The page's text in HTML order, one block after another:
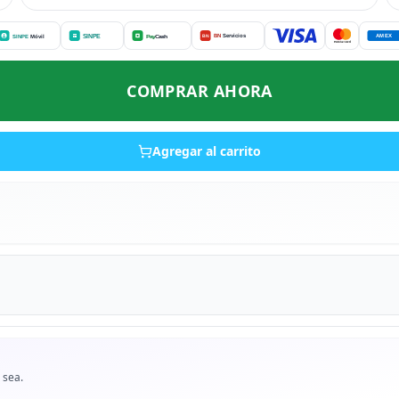
COMPRAR AHORA
Agregar al carrito